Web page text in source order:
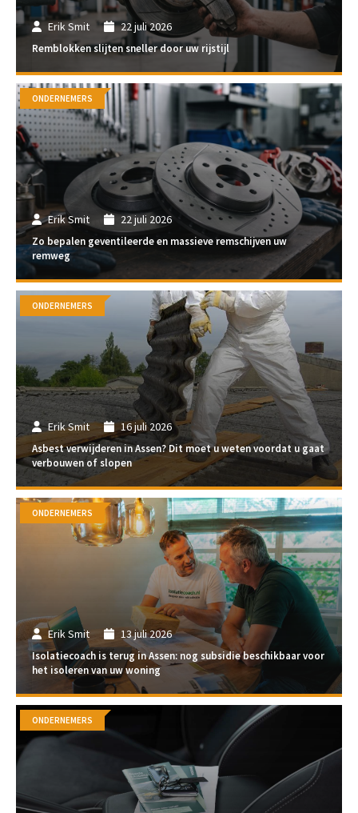
Erik Smit 22 juli 2026
Remblokken slijten sneller door uw rijstijl
Erik Smit 22 juli 2026
Zo bepalen geventileerde en massieve remschijven uw
remweg
ONDERNEMERS
Erik Smit 16 juli 2026
Asbest verwijderen in Assen? Dit moet u weten voordat u gaat
verbouwen of slopen
ONDERNEMERS
Erik Smit 13 juli 2026
Isolatiecoach is terug in Assen: nog subsidie beschikbaar voor
het isoleren van uw woning
ONDERNEMERS
ONDERNEMERS